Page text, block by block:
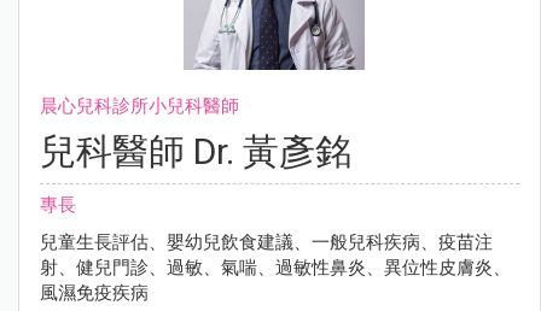
晨心兒科診所小兒科醫師
兒科醫師 Dr. 黃彥銘
專長
兒童生長評估、嬰幼兒飲食建議、一般兒科疾病、疫苗注
射、健兒門診、過敏、氣喘、過敏性鼻炎、異位性皮膚炎、
風濕免疫疾病